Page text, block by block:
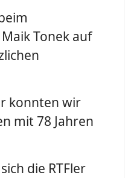
Tonek auf
konnten wir
mit 78 Jahren
die RTFler